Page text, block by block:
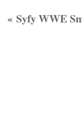
« Syfy WWE